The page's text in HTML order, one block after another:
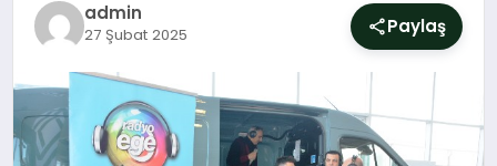
YAŞAM
DÜNYA
SAĞLIK
admin
27 Şubat 2025 Paylaş